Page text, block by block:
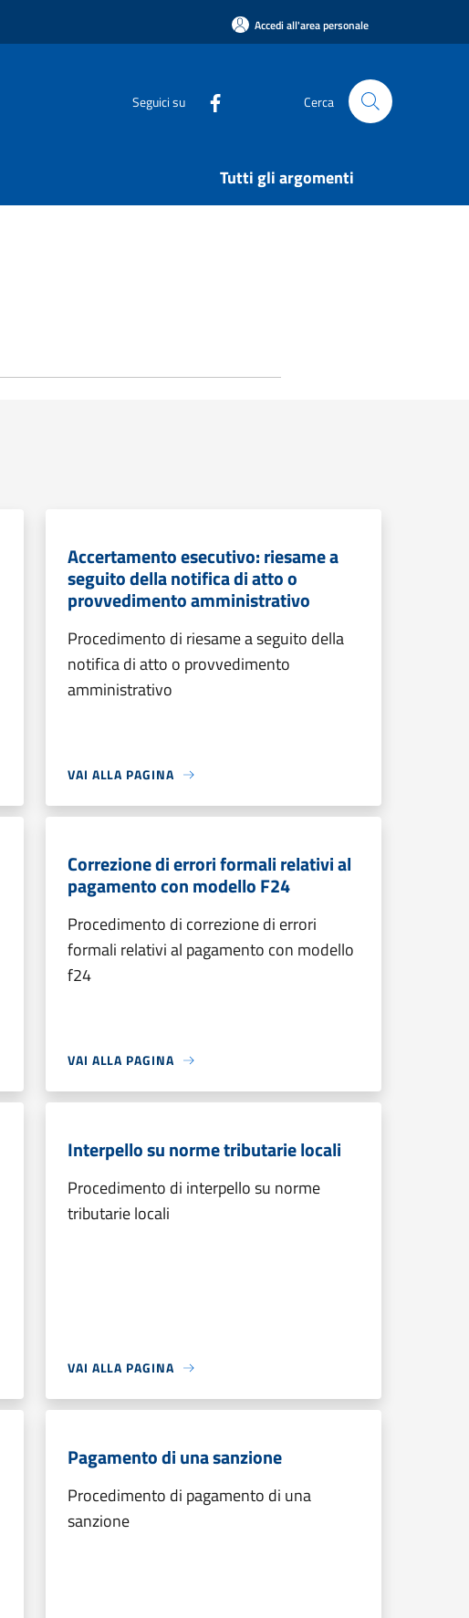
Accedi all'area personale
Seguici su Cerca
Tutti gli argomenti
Accertamento esecutivo: riesame a
seguito della notifica di atto o
provvedimento amministrativo
Procedimento di riesame a seguito della
notifica di atto o provvedimento
amministrativo
VAI ALLA PAGINA
Correzione di errori formali relativi al
pagamento con modello F24
Procedimento di correzione di errori
formali relativi al pagamento con modello
f24
VAI ALLA PAGINA
Interpello su norme tributarie locali
Procedimento di interpello su norme
tributarie locali
VAI ALLA PAGINA
Pagamento di una sanzione
Procedimento di pagamento di una
sanzione